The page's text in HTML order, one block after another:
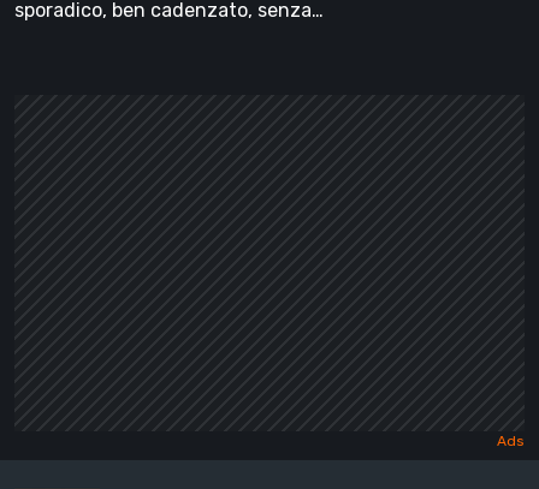
sporadico, ben cadenzato, senza…